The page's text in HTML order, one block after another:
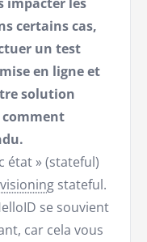
certains cas,
un test
en ligne et
solution
comment
état » (stateful)
stateful.
se souvient
car cela vous